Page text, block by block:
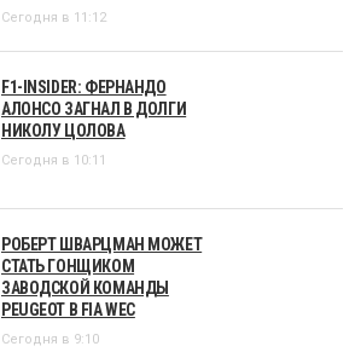
Сегодня в 11:12
F1-INSIDER: ФЕРНАНДО
АЛОНСО ЗАГНАЛ В ДОЛГИ
НИКОЛУ ЦОЛОВА
Сегодня в 10:11
РОБЕРТ ШВАРЦМАН МОЖЕТ
СТАТЬ ГОНЩИКОМ
ЗАВОДСКОЙ КОМАНДЫ
PEUGEOT В FIA WEC
Сегодня в 9:10